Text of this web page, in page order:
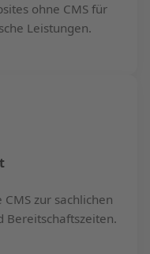
ohne CMS für
Leistungen.
zur sachlichen
Bereitschaftszeiten.